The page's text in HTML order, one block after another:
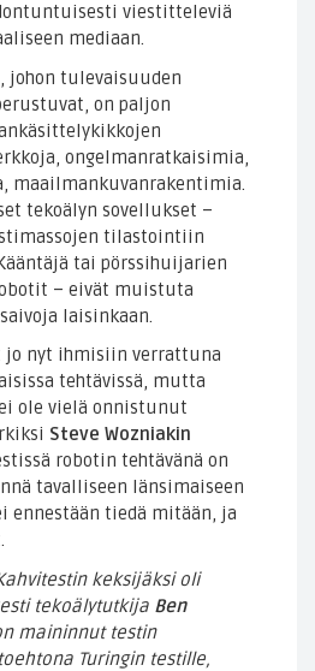
viestitteleviä
mediaan.
johon tulevaisuuden
on paljon
ongelmanratkaisimia,
maailmankuvanrakentimia.
tekoälyn sovellukset –
tilastointiin
tai pörssihuijarien
– eivät muistuta
laisinkaan.
jo nyt ihmisiin verrattuna
tehtävissä, mutta
ole vielä onnistunut
Steve Wozniakin
robotin tehtävänä on
tavalliseen länsimaiseen
ennestään tiedä mitään, ja
keksijäksi oli
tekoälytutkija Ben
maininnut testin
Turingin testille,